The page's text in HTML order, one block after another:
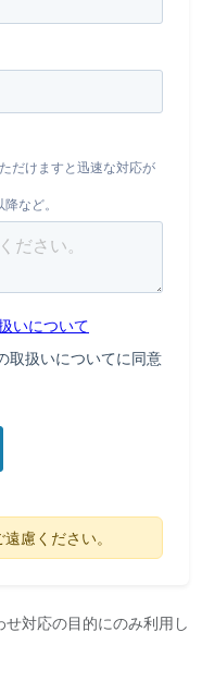
慮ください。
対応の目的にのみ利用し